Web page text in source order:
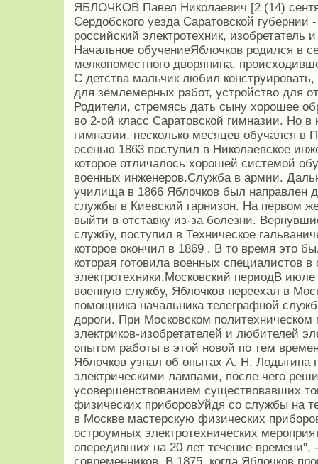
ЯБЛОЧКОВ Павел Николаевич [2 (14)
Сердобского уезда Саратовской
российский электротехник, изобретатель
Начальное обучениеЯблочков родился в
мелкопоместного дворянина,
С детства мальчик любил
для землемерных работ, устройство для
Родители, стремясь дать сыну хорошее
во 2-ой класс Саратовской гимназии. Но
гимназии, несколько месяцев обучался в
осенью 1863 поступил в Николаевское
которое отличалось хорошей системой
военных инженеров.Служба в армии.
училища в 1866 Яблочков был направлен
службы в Киевский гарнизон. На первом
выйти в отставку из-за болезни.
службу, поступил в Техническое
которое окончил в 1869 . В то время это
которая готовила военных специалистов в
электротехники.Московский периодВ июле
военную службу, Яблочков переехал в
помощника начальника телеграфной
дороги. При Московском политехническом
электриков-изобретателей и любителей
опытом работы в этой новой по тем
Яблочков узнал об опытах А. Н.
электрическими лампами, после чего
усовершенствованием существовавших
физических приборовУйдя со службы на
в Москве мастерскую физических
остроумных электротехнических
опередивших на 20 лет течение времени",